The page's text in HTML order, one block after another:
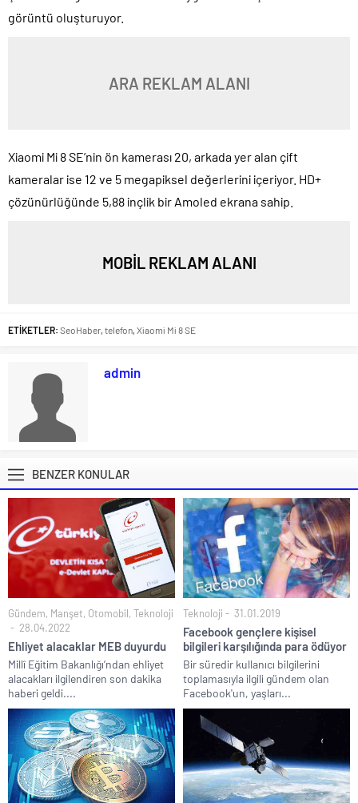
görüntü oluşturuyor.
ARA REKLAM ALANI
Xiaomi Mi 8 SE’nin ön kamerası 20, arkada yer alan çift
kameralar ise 12 ve 5 megapiksel değerlerini içeriyor. HD+
çözünürlüğünde 5,88 inçlik bir Amoled ekrana sahip.
MOBİL REKLAM ALANI
ETİKETLER: SeoHaber telefon Xiaomi Mi 8 SE
admin
BENZER KONULAR
Gündem, Manşet, Otomobil, Teknoloji
28.04.2022
Ehliyet alacaklar MEB duyurdu
Millî Eğitim Bakanlığı’ndan ehliyet
alacakları ilgilendiren son dakika
haberi geldi....
Teknoloji 31.01.2019
Facebook gençlere kişisel
bilgileri karşılığında para ödüyor
Bir süredir kullanıcı bilgilerini
toplamasıyla ilgili gündem olan
Facebook'un, yaşları...